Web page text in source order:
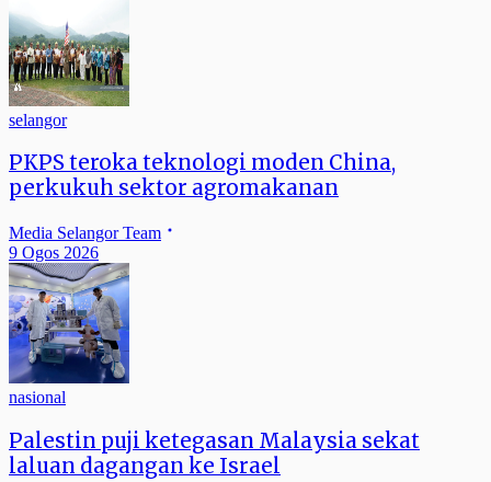
selangor
PKPS teroka teknologi moden China,
perkukuh sektor agromakanan
Media Selangor Team
9 Ogos 2026
nasional
Palestin puji ketegasan Malaysia sekat
laluan dagangan ke Israel